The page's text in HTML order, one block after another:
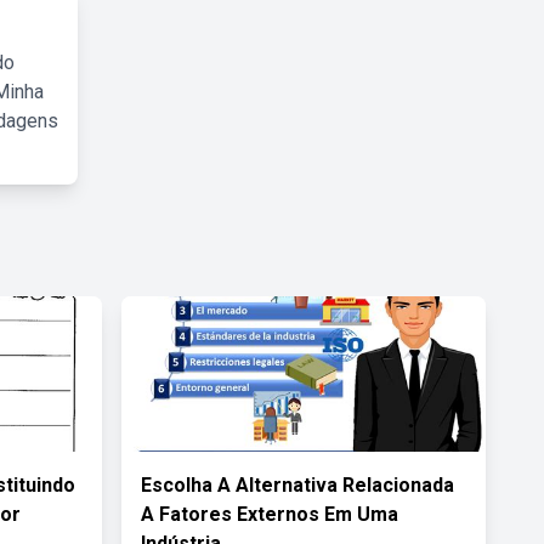
Escolha A Alternativa Relacionada
A Fatores Externos Em Uma